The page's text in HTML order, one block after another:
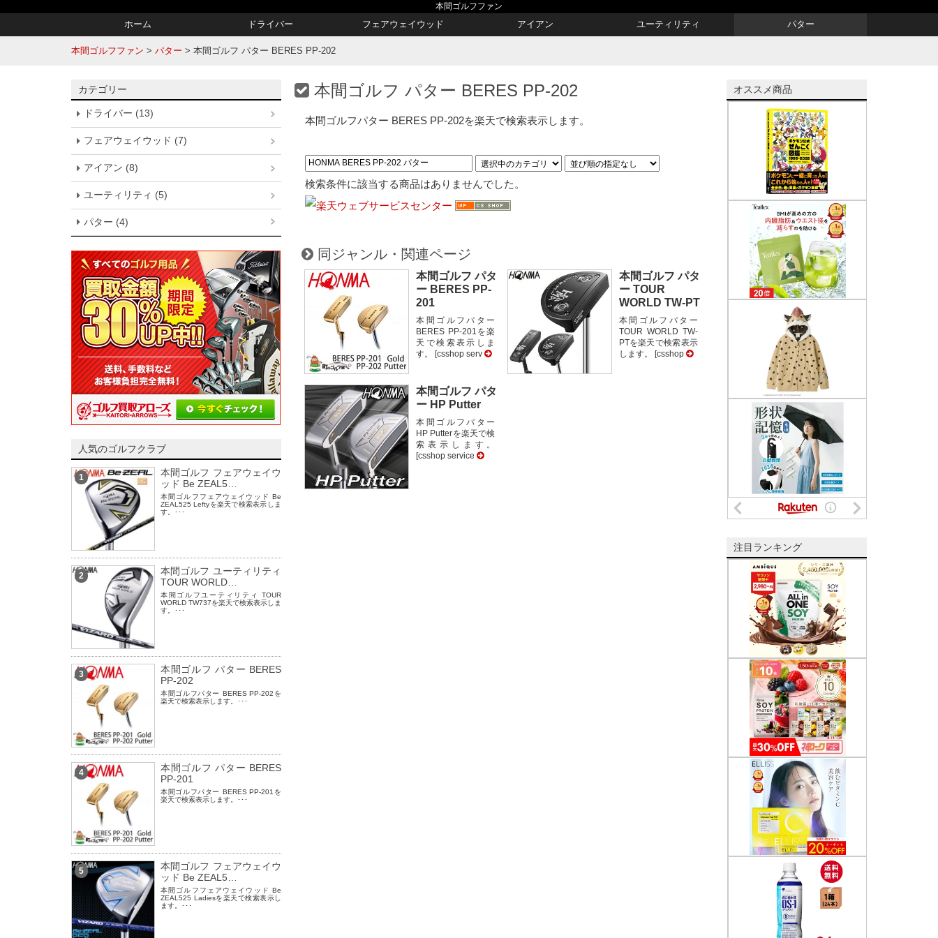
本間ゴルフファン
ホーム ドライバー フェアウェイウッド アイアン ユーティリティ パター
本間ゴルフファン > パター > 本間ゴルフ パター BERES PP-202
本間ゴルフ パター BERES PP-202
本間ゴルフパター BERES PP-202を楽天で検索表示します。
検索条件に該当する商品はありませんでした。
同ジャンル・関連ページ
本間ゴルフ パタ
ー BERES PP-
201
本間ゴルフパター
BERES PP-201を楽
天で検索表示しま
す。 [csshop serv
本間ゴルフ パタ
ー TOUR
WORLD TW-PT
本間ゴルフパター
TOUR WORLD TW-
PTを楽天で検索表示
します。 [csshop
本間ゴルフ パタ
ー HP Putter
本間ゴルフパター
HP Putterを楽天で検
索表示します。
[csshop service
カテゴリー
ドライバー (13)
フェアウェイウッド (7)
アイアン (8)
ユーティリティ (5)
パター (4)
人気のゴルフクラブ
1
本間ゴルフ フェアウェイウ
ッド Be ZEAL5…
本間ゴルフフェアウェイウッド Be
ZEAL525 Leftyを楽天で検索表示しま
す。･･･
2
本間ゴルフ ユーティリティ
TOUR WORLD…
本間ゴルフユーティリティ TOUR
WORLD TW737を楽天で検索表示しま
す。･･･
3
本間ゴルフ パター BERES
PP-202
本間ゴルフパター BERES PP-202を
楽天で検索表示します。･･･
4
本間ゴルフ パター BERES
PP-201
本間ゴルフパター BERES PP-201を
楽天で検索表示します。･･･
5
本間ゴルフ フェアウェイウ
ッド Be ZEAL5…
本間ゴルフフェアウェイウッド Be
ZEAL525 Ladiesを楽天で検索表示し
ます。･･･
オススメ商品
注目ランキング